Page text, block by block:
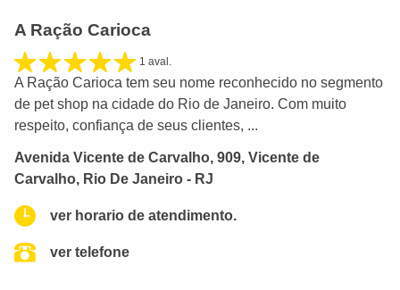
A Ração Carioca
1 aval.
A Ração Carioca tem seu nome reconhecido no segmento
de pet shop na cidade do Rio de Janeiro. Com muito
respeito, confiança de seus clientes, ...
Avenida Vicente de Carvalho, 909, Vicente de
Carvalho, Rio De Janeiro - RJ
ver horario de atendimento.
ver telefone